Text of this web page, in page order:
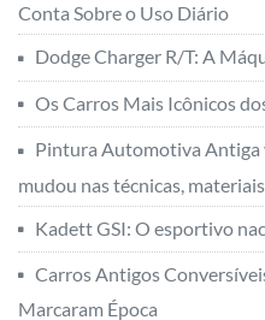
Conta Sobre o Uso Diário
Dodge Charger R/T: A
Os Carros Mais Icônicos
Pintura Automotiva Antiga
mudou nas técnicas,
Kadett GSI: O esportivo
Carros Antigos
Marcaram Época